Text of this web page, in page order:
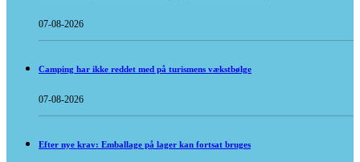
07-08-2026
Camping har ikke reddet med på turismens vækstbølge
07-08-2026
Efter nye krav: Emballage på lager kan fortsat bruges